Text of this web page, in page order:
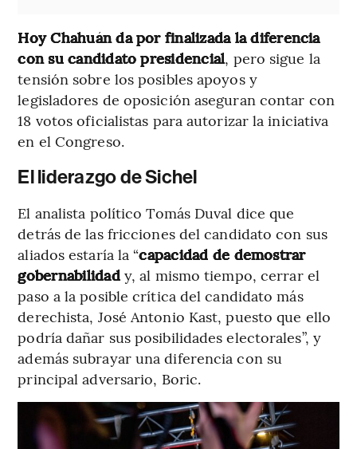
Hoy Chahuán da por finalizada la diferencia
con su candidato presidencial, pero sigue la
tensión sobre los posibles apoyos y
legisladores de oposición aseguran contar con
18 votos oficialistas para autorizar la iniciativa
en el Congreso.
El liderazgo de Sichel
El analista político Tomás Duval dice que
detrás de las fricciones del candidato con sus
aliados estaría la “capacidad de demostrar
gobernabilidad y, al mismo tiempo, cerrar el
paso a la posible crítica del candidato más
derechista, José Antonio Kast, puesto que ello
podría dañar sus posibilidades electorales”, y
además subrayar una diferencia con su
principal adversario, Boric.